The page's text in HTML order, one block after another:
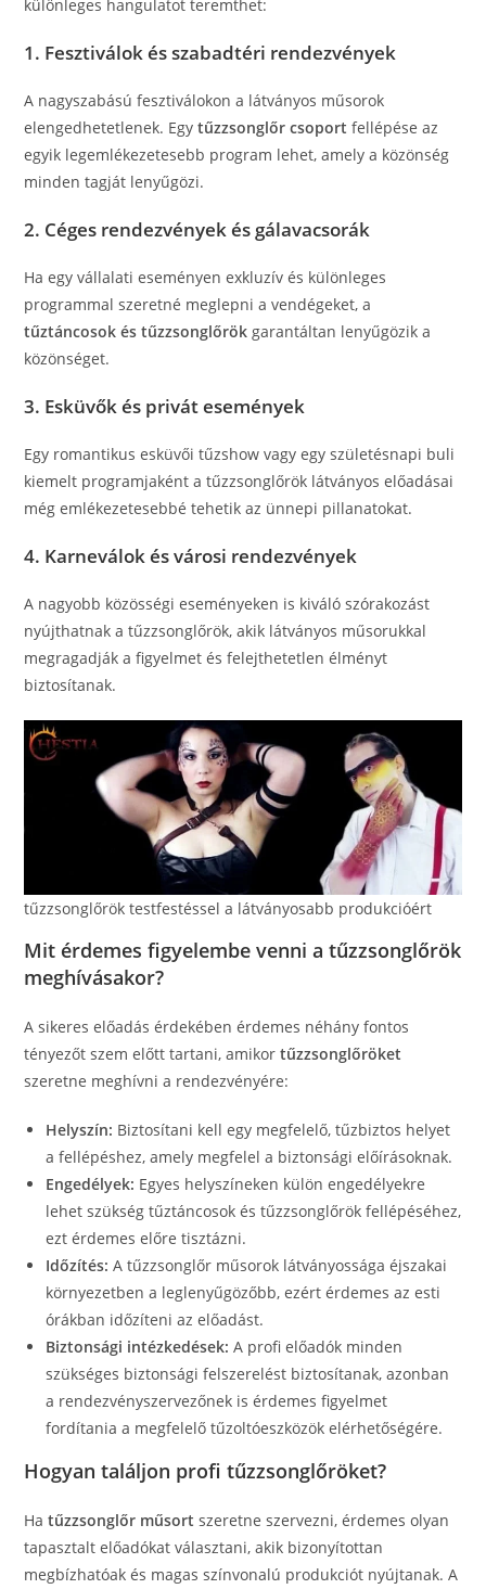
különleges hangulatot teremthet:
1. Fesztiválok és szabadtéri rendezvények
A nagyszabású fesztiválokon a látványos műsorok
elengedhetetlenek. Egytűzzsonglőr csoport fellépése az
egyik legemlékezetesebb program lehet, amely a közönség
minden tagját lenyűgözi.
2. Céges rendezvények és gálavacsorák
Ha egy vállalati eseményen exkluzív és különleges
programmal szeretné meglepni a vendégeket, a
tűztáncosok és tűzzsonglőrök garantáltan lenyűgözik a
közönséget.
3. Esküvők és privát események
Egy romantikus esküvői tűzshow vagy egy születésnapi buli
kiemelt programjaként a tűzzsonglőrök látványos előadásai
még emlékezetesebbé tehetik az ünnepi pillanatokat.
4. Karneválok és városi rendezvények
A nagyobb közösségi eseményeken is kiváló szórakozást
nyújthatnak a tűzzsonglőrök, akik látványos műsorukkal
megragadják a figyelmet és felejthetetlen élményt
biztosítanak.
tűzzsonglőrök testfestéssel a látványosabb produkcióért
Mit érdemes figyelembe venni a tűzzsonglőrök
meghívásakor?
A sikeres előadás érdekében érdemes néhány fontos
tényezőt szem előtt tartani, amikortűzzsonglőröket
szeretne meghívni a rendezvényére:
Helyszín: Biztosítani kell egy megfelelő, tűzbiztos helyet
a fellépéshez, amely megfelel a biztonsági előírásoknak.
Engedélyek: Egyes helyszíneken külön engedélyekre
lehet szükség tűztáncosok és tűzzsonglőrök fellépéséhez,
ezt érdemes előre tisztázni.
Időzítés: A tűzzsonglőr műsorok látványossága éjszakai
környezetben a leglenyűgözőbb, ezért érdemes az esti
órákban időzíteni az előadást.
Biztonsági intézkedések: A profi előadók minden
szükséges biztonsági felszerelést biztosítanak, azonban
a rendezvényszervezőnek is érdemes figyelmet
fordítania a megfelelő tűzoltóeszközök elérhetőségére.
Hogyan találjon profi tűzzsonglőröket?
Hatűzzsonglőr műsort szeretne szervezni, érdemes olyan
tapasztalt előadókat választani, akik bizonyítottan
megbízhatóak és magas színvonalú produkciót nyújtanak. A